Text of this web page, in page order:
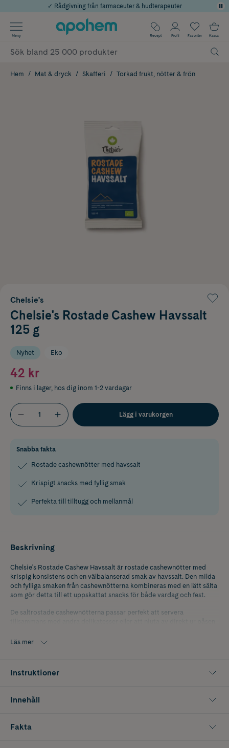
Årets Butik 2025 inom Skönhet
Använd kod: SOMMAR20 för 20% över 649kr
✓ Rådgivning från farmaceuter & hudterapeuter
✓ Poäng på alla köp*
Meny Recept Profil Favoriter Kassa
Hem Mat & dryck Skafferi Torkad frukt, nötter & frön
Chelsie's
Chelsie's Rostade Cashew Havssalt
125 g
Nyhet Eko
42 kr
Finns i lager, hos dig inom 1-2 vardagar
Lägg i varukorgen
Snabba fakta
Rostade cashewnötter med havssalt
Krispigt snacks med fyllig smak
Perfekta till tilltugg och mellanmål
Beskrivning
Chelsie's Rostade Cashew Havssalt är rostade cashewnötter med
krispig konsistens och en välbalanserad smak av havssalt. Den milda
och fylliga smaken från cashewnötterna kombineras med en lätt sälta
som gör detta till ett uppskattat snacks för både vardag och fest.
De saltrostade cashewnötterna passar perfekt att servera
framhäver cashewnötternas naturliga smak och ger en härlig crunch i
Innehåller 125 g
Läs mer
Instruktioner
Innehåll
Fakta